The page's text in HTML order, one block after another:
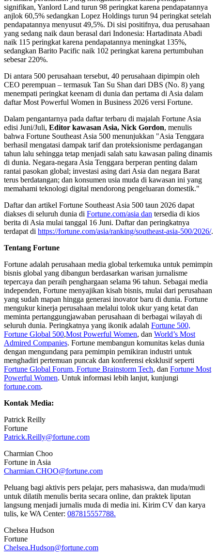
signifikan, Yanlord Land turun 98 peringkat karena pendapatannya
anjlok 60,5% sedangkan Lopez Holdings turun 94 peringkat setelah
pendapatannya menyusut 49,5%. Di sisi positifnya, dua perusahaan
yang sedang naik daun berasal dari Indonesia: Hartadinata Abadi
naik 115 peringkat karena pendapatannya meningkat 135%,
sedangkan Barito Pacific naik 102 peringkat karena pertumbuhan
sebesar 220%.
Di antara 500 perusahaan tersebut, 40 perusahaan dipimpin oleh
CEO perempuan – termasuk Tan Su Shan dari DBS (No. 8) yang
menempati peringkat keenam di dunia dan pertama di Asia dalam
daftar Most Powerful Women in Business 2026 versi Fortune.
Dalam pengantarnya pada daftar terbaru di majalah Fortune Asia
edisi Juni/Juli, Editor kawasan Asia, Nick Gordon, menulis
bahwa Fortune Southeast Asia 500 menunjukkan "Asia Tenggara
berhasil mengatasi dampak tarif dan proteksionisme perdagangan
tahun lalu sehingga tetap menjadi salah satu kawasan paling dinamis
di dunia. Negara-negara Asia Tenggara berperan penting dalam
rantai pasokan global; investasi asing dari Asia dan negara Barat
terus berdatangan; dan konsumen usia muda di kawasan ini yang
memahami teknologi digital mendorong pengeluaran domestik."
Daftar dan artikel Fortune Southeast Asia 500 taun 2026 dapat
diakses di seluruh dunia di Fortune.com/asia dan tersedia di kios
berita di Asia mulai tanggal 16 Juni. Daftar dan peringkatnya
terdapat di https://fortune.com/asia/ranking/southeast-asia-500/2026/.
Tentang Fortune
Fortune adalah perusahaan media global terkemuka untuk pemimpin
bisnis global yang dibangun berdasarkan warisan jurnalisme
tepercaya dan peraih penghargaan selama 96 tahun. Sebagai media
independen, Fortune menyajikan kisah bisnis, mulai dari perusahaan
yang sudah mapan hingga generasi inovator baru di dunia. Fortune
mengukur kinerja perusahaan melalui tolok ukur yang ketat dan
meminta pertanggungjawaban perusahaan di berbagai wilayah di
seluruh dunia. Peringkatnya yang ikonik adalah Fortune 500,
Fortune Global 500,Most Powerful Women, dan World’s Most
Admired Companies. Fortune membangun komunitas kelas dunia
dengan mengundang para pemimpin pemikiran industri untuk
menghadiri pertemuan puncak dan konferensi eksklusif seperti
Fortune Global Forum, Fortune Brainstorm Tech, dan Fortune Most
Powerful Women. Untuk informasi lebih lanjut, kunjungi
fortune.com.
Kontak Media:
Patrick Reilly
Fortune
Patrick.Reilly@fortune.com
Charmian Choo
Fortune in Asia
Charmian.CHOO@fortune.com
Peluang bagi aktivis pers pelajar, pers mahasiswa, dan muda/mudi
untuk dilatih menulis berita secara online, dan praktek liputan
langsung menjadi jurnalis muda di media ini. Kirim CV dan karya
tulis, ke WA Center: 087815557788.
Chelsea Hudson
Fortune
Chelsea.Hudson@fortune.com